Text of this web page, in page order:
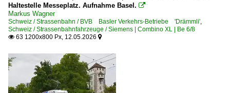
Haltestelle Messeplatz. Aufnahme Basel. 
Markus Wagner
Schweiz / Strassenbahn / BVB Basler Verkehrs-Betriebe 'Drämmli',
Schweiz / Strassenbahnfahrzeuge / Siemens | Combino XL | Be 6/8
 63 1200x800 Px, 12.05.2026 